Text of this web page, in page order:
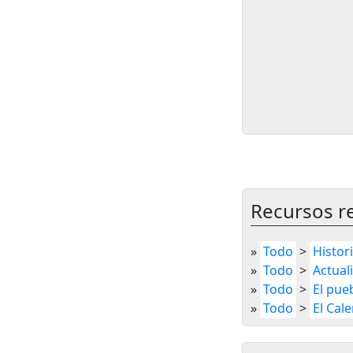
Recursos
» Todo >
» Todo >
» Todo > El
» Todo > El